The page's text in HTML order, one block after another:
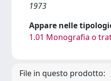
1973
Appare nelle
1.01 Monografia o
File in questo prodotto: